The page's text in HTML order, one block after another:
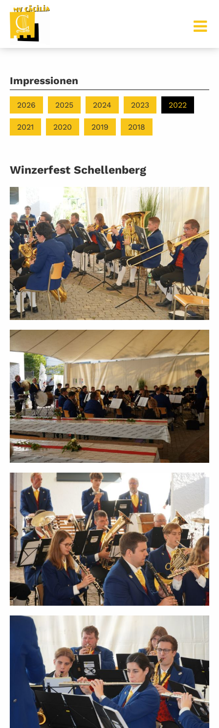
Impressionen
2026 2025 2024 2023 2022
2021 2020 2019 2018
Winzerfest Schellenberg